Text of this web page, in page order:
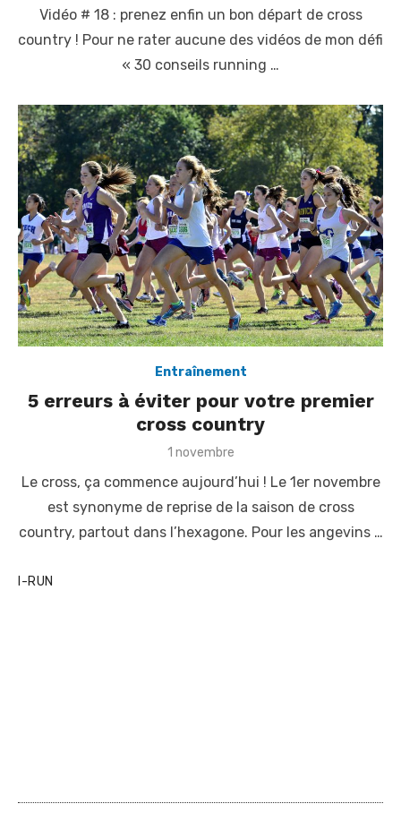
s
e
d
Vidéo # 18 : prenez enfin un bon départ de cross
country ! Pour ne rater aucune des vidéos de mon défi
« 30 conseils running …
Entraînement
5 erreurs à éviter pour votre premier
cross country
P
s
e
d
1 novembre
Le cross, ça commence aujourd’hui ! Le 1er novembre
est synonyme de reprise de la saison de cross
country, partout dans l’hexagone. Pour les angevins …
I-RUN